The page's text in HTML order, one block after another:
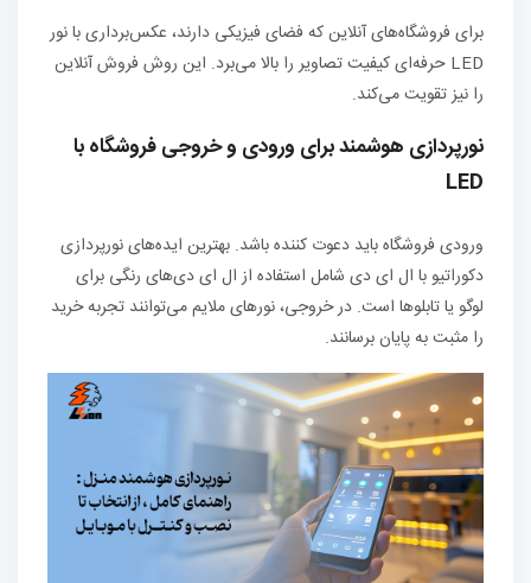
برای فروشگاه‌های آنلاین که فضای فیزیکی دارند، عکس‌برداری با نور
LED حرفه‌ای کیفیت تصاویر را بالا می‌برد. این روش فروش آنلاین
را نیز تقویت می‌کند.
نورپردازی هوشمند برای ورودی و خروجی فروشگاه با
LED
ورودی فروشگاه باید دعوت‌ کننده باشد. بهترین ایده‌های نورپردازی
دکوراتیو با ال ای دی شامل استفاده از ال ای دی‌های رنگی برای
لوگو یا تابلوها است. در خروجی، نورهای ملایم می‌توانند تجربه خرید
را مثبت به پایان برسانند.